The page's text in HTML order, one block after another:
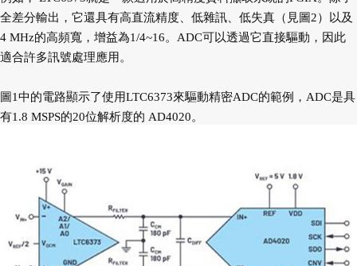
全差分輸出，它還具有高直流精度、低雜訊、低失真（見圖2）以及
4 MHz的高頻寬，增益為1/4~16。ADC可以透過它直接驅動，因此
適合許多訊號處理應用。
圖1中的電路顯示了使用LTC6373來驅動精密ADC的範例，ADC是具
有1.8 MSPS的20位解析度的 AD4020。